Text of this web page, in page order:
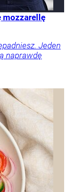
mozzarellę
Jeden
naprawdę